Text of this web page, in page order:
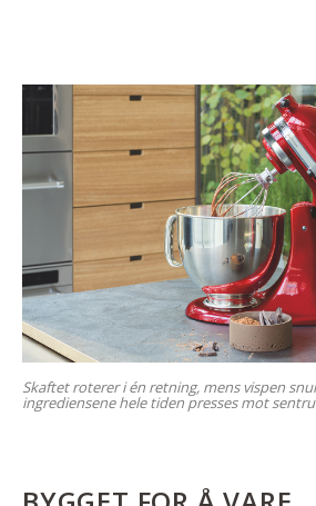
Skaftet roterer i én retning, mens vispen
ingrediensene hele tiden presses mot